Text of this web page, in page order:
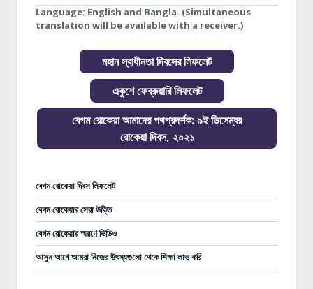
Language: English and Bangla. (Simultaneous
translation will be available with a receiver.)
মহান স্বাধীনতা দিবসের লিফলেট
একুশে ফেব্রুয়ারি লিফলেট
বেগম রোকেয়া আমাদের পথপ্রদর্শক: ৯ই ডিসেম্বর
রোকেয়া দিবস, ২০২১
বেগম রোকেয়া দিবস লিফলেট
বেগম রোকেয়ার সেরা উক্তি
বেগম রোকেয়ার স্মরণে ভিডিও
আসুন আগে আমরা নিজের উৎস্যগুলো থেকে শিক্ষা লাভ করি